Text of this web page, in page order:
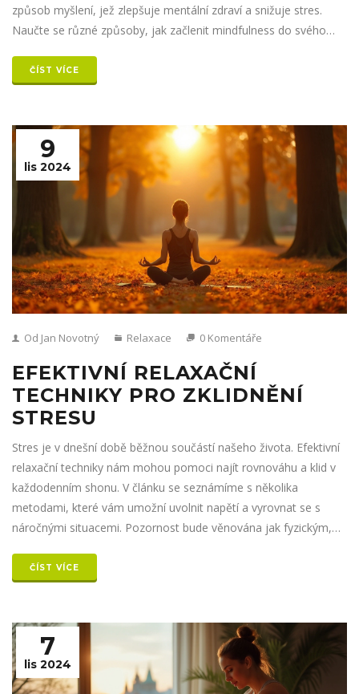
způsob myšlení, jež zlepšuje mentální zdraví a snižuje stres.
Naučte se různé způsoby, jak začlenit mindfulness do svého
našli osobní rovnováhu. Objevte jednoduché techniky, které
můžete začít používat ihned.
ČÍST VÍCE
9
lis 2024
Od Jan Novotný Relaxace 0 Komentáře
EFEKTIVNÍ RELAXAČNÍ
TECHNIKY PRO ZKLIDNĚNÍ
STRESU
Stres je v dnešní době běžnou součástí našeho života. Efektivní
relaxační techniky nám mohou pomoci najít rovnováhu a klid v
každodenním shonu. V článku se seznámíme s několika
metodami, které vám umožní uvolnit napětí a vyrovnat se s
náročnými situacemi. Pozornost bude věnována jak fyzickým,
pohodu.
ČÍST VÍCE
7
lis 2024